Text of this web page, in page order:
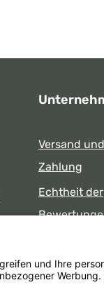
Versand und
Zahlung
Echtheit der
Laden